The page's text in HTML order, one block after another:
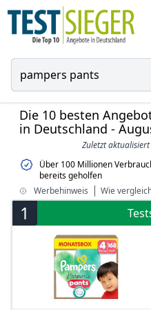
Die 10 besten
in Deutschland -
Zuletzt
Über 100 Millionen
bereits geholfen
Werbehinweis
Wie
1